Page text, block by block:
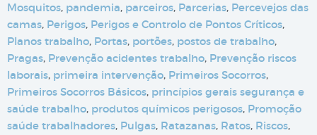
Mosquitos, pandemia, parceiros, Parcerias, Percevejos das
camas, Perigos, Perigos e Controlo de Pontos Críticos,
Planos trabalho, Portas, portões, postos de trabalho,
Pragas, Prevenção acidentes trabalho, Prevenção riscos
laborais, primeira intervenção, Primeiros Socorros,
Primeiros Socorros Básicos, princípios gerais segurança e
saúde trabalho, produtos químicos perigosos, Promoção
saúde trabalhadores, Pulgas, Ratazanas, Ratos, Riscos,